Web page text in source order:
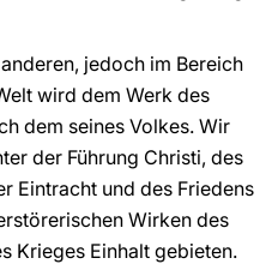
jedoch im Bereich
wird dem Werk des
dem seines Volkes. Wir
der Führung Christi, des
Eintracht und des Friedens
Wirken des
Krieges Einhalt gebieten.